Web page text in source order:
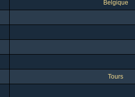
Belgique
Tours